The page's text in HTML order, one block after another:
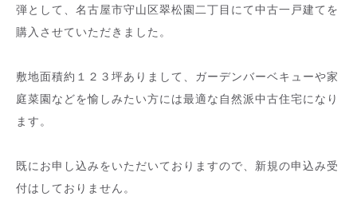
弾として、名古屋市守山区翠松園二丁目にて中古一戸建てを
購入させていただきました。
敷地面積約１２３坪ありまして、ガーデンバーベキューや家
庭菜園などを愉しみたい方には最適な自然派中古住宅になり
ます。
既にお申し込みをいただいておりますので、新規の申込み受
付はしておりません。